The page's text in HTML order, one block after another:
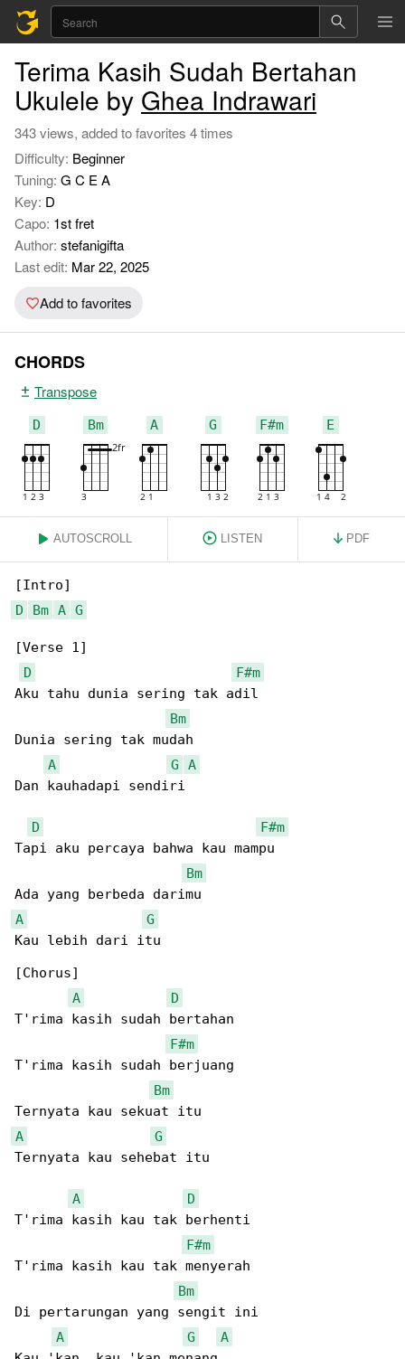
Terima Kasih Sudah Bertahan
Ukulele by Ghea Indrawari
343 views, added to favorites 4 times
Difficulty: Beginner
Tuning: G C E A
Key: D
Capo: 1st fret
Author: stefanigifta
Last edit: Mar 22, 2025
Add to favorites
CHORDS
Transpose
D Bm A G F#m E
AUTOSCROLL LISTEN PDF
D
Bm A G
[Verse 1]
D
F#m
Aku tahu dunia sering tak adil
Bm
Dunia sering tak mudah
A
G
A
Dan kauhadapi sendiri
D
F#m
Tapi aku percaya bahwa kau mampu
Bm
A
G
Kau lebih dari itu
[Chorus]
A
D
T'rima kasih sudah bertahan
F#m
T'rima kasih sudah berjuang
Bm
A
G
Ternyata kau sehebat itu
A
D
T'rima kasih kau tak berhenti
F#m
T'rima kasih kau tak menyerah
Bm
Di pertarungan yang sengit ini
A
G
A